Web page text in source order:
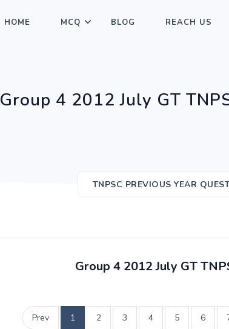
HOME MCQ BLOG REACH US
Group 4 2012 July GT
TNPSC PREVIOUS YEAR
Group 4 2012 July GT
Prev 1 2 3 4 5 6